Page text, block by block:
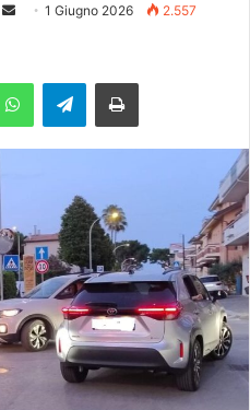
a
m
a
i
l
1 Giugno 2026 2.557
Telegram